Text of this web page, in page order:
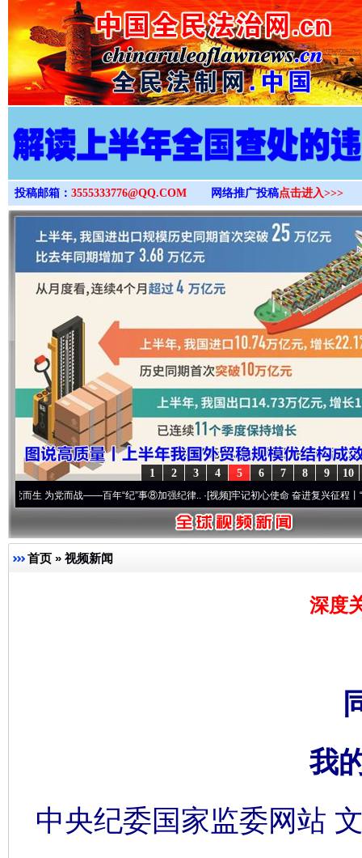
>
投稿邮箱： 3555333776@QQ.COM 网络推广投稿点击进入>>>
10
9
8
7
6
5
4
3
2
1
而战——百年“纪”事⑧加强纪律..·[视频]牢记初心使命 奋进复兴征程丨“转折之城”激
首页 » 视频新闻
深度
我
中央纪委国家监委网站